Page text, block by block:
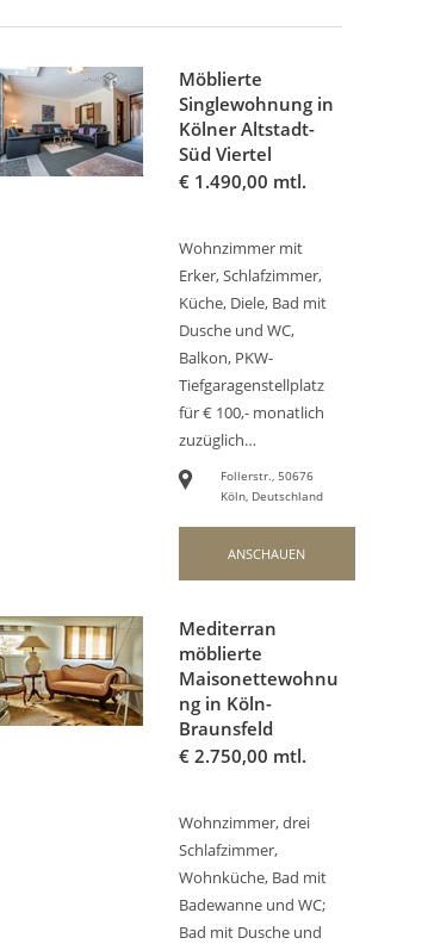
Möblierte
Singlewohnung in
Kölner Altstadt-
Süd Viertel
€ 1.490,00 mtl.
Wohnzimmer mit
Erker, Schlafzimmer,
Küche, Diele, Bad mit
Dusche und WC,
Balkon, PKW-
Tiefgaragenstellplatz
für € 100,- monatlich
zuzüglich…
Follerstr., 50676
Köln, Deutschland
ANSCHAUEN
Mediterran
möblierte
Maisonettewohnu
ng in Köln-
Braunsfeld
€ 2.750,00 mtl.
Wohnzimmer, drei
Schlafzimmer,
Wohnküche, Bad mit
Badewanne und WC;
Bad mit Dusche und